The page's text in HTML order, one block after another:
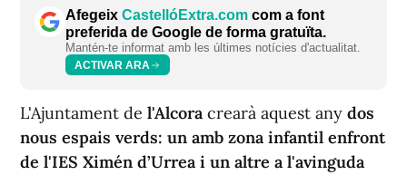
Afegeix CastellóExtra.com com a font
preferida de Google de forma gratuïta.
Mantén-te informat amb les últimes notícies d'actualitat.
ACTIVAR ARA
L'Ajuntament de l'Alcora crearà aquest any dos
nous espais verds: un amb zona infantil enfront
de l'IES Ximén d’Urrea i un altre a l'avinguda